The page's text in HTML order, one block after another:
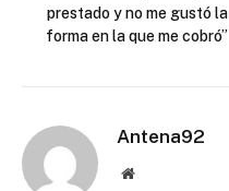
prestado y no me gustó la
forma en la que me cobró”
Antena92
Website